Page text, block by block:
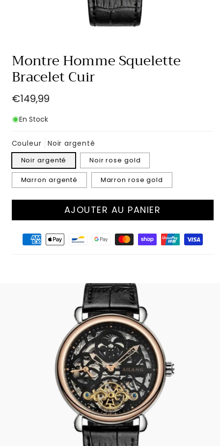
média
1
dans
une
modale
Montre Homme Squelette
Bracelet Cuir
Prix
habituel
€149,99
En Stock
Couleur Noir argenté
Noir argenté Noir rose gold
Marron argenté Marron rose gold
AJOUTER AU PANIER
Moyens